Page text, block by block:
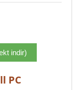
indir)
PC